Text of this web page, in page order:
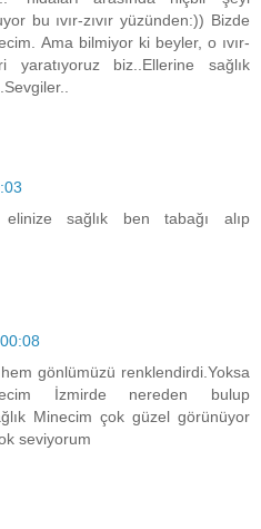
bu ıvır-zıvır yüzünden:)) Bizde
Ama bilmiyor ki beyler, o ıvır-
yaratıyoruz biz..Ellerine sağlık
sağlık ben tabağı alıp
gönlümüzü renklendirdi.Yoksa
İzmirde nereden bulup
Minecim çok güzel görünüyor
seviyorum